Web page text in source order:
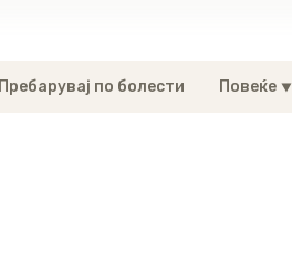
Пребарувај по болести Повеќе ⯆